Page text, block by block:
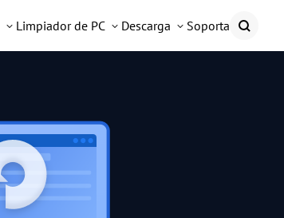
Limpiador de PC Descarga Soporta